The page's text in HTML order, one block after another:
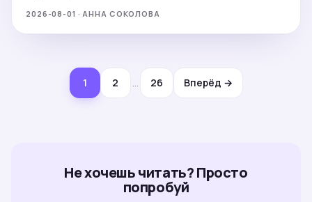
2026-08-01 · АННА СОКОЛОВА
1 2 … 26 Вперёд →
Не хочешь читать? Просто
попробуй